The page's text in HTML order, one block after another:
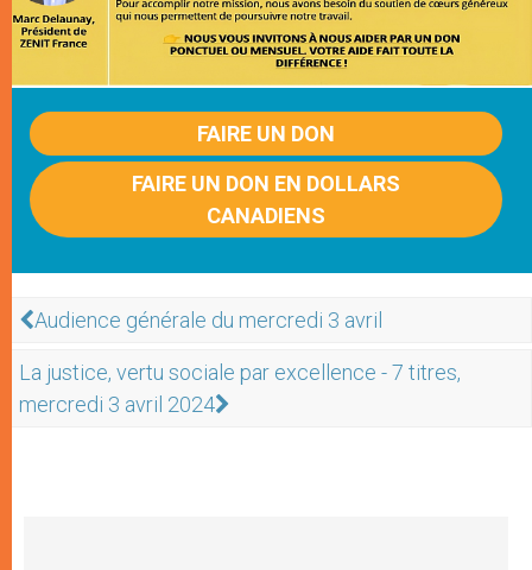
FAIRE UN DON
FAIRE UN DON EN DOLLARS
CANADIENS
Audience générale du mercredi 3 avril
La justice, vertu sociale par excellence - 7 titres,
mercredi 3 avril 2024